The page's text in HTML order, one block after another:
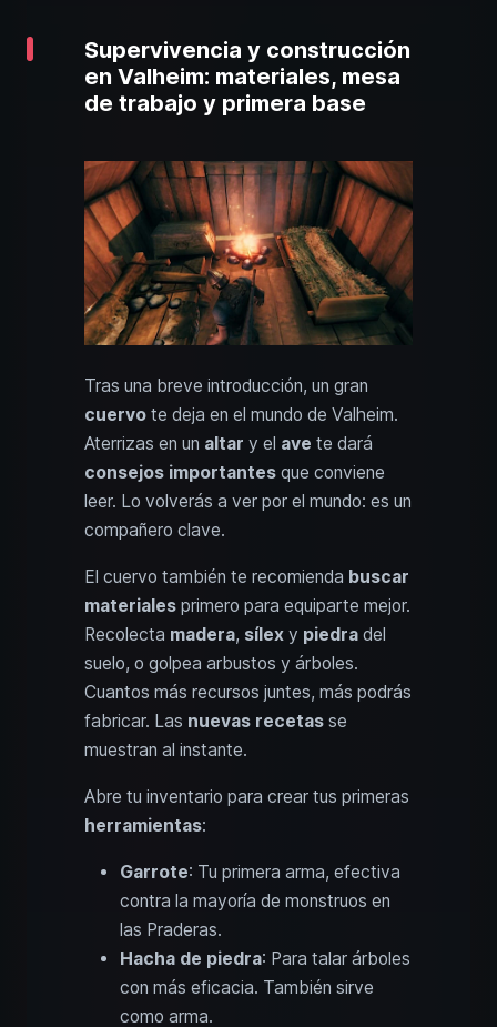
Supervivencia y construcción
en Valheim: materiales, mesa
de trabajo y primera base
Tras una breve introducción, un gran
cuervo te deja en el mundo de Valheim.
Aterrizas en un altar y el ave te dará
consejos importantes que conviene
leer. Lo volverás a ver por el mundo: es un
compañero clave.
El cuervo también te recomienda buscar
materiales primero para equiparte mejor.
Recolecta madera, sílex y piedra del
suelo, o golpea arbustos y árboles.
Cuantos más recursos juntes, más podrás
fabricar. Las nuevas recetas se
muestran al instante.
Abre tu inventario para crear tus primeras
herramientas:
Garrote: Tu primera arma, efectiva
contra la mayoría de monstruos en
las Praderas.
Hacha de piedra: Para talar árboles
con más eficacia. También sirve
como arma.